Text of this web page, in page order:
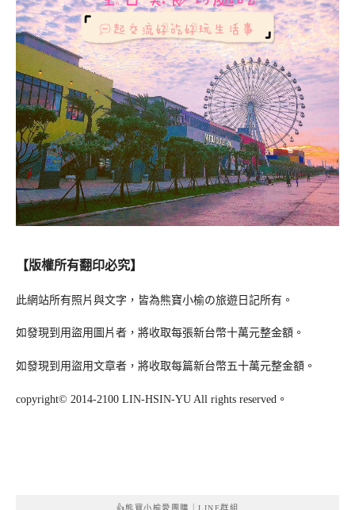
【版權所有翻印必究】
此網站所有照片與文字，皆為熊寶小榆の旅遊日記所有。
如發現到用盜用圖片者，將收取每張新台幣十萬元整金額。
如發現到用盜用文章者，將收取每篇新台幣五十萬元整金額。
copyright© 2014-2100 LIN-HSIN-YU All rights reserved。